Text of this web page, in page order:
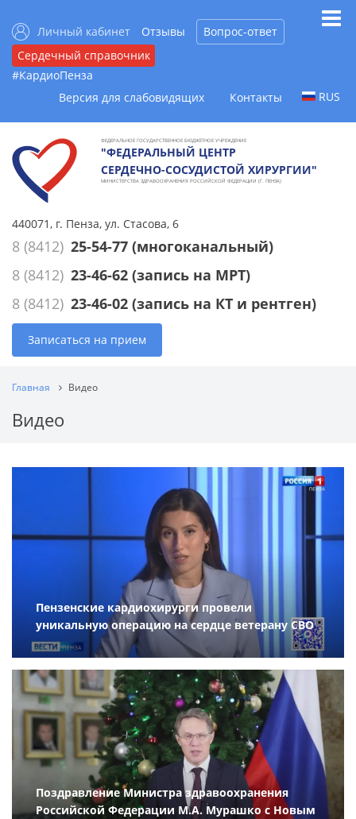
Личный кабинет Отзывы
Вопрос-ответ
Сердечный справочник
#КардиоПенза
Версия для слабовидящих
Контакты RUS
ФЕДЕРАЛЬНОЕ ГОСУДАРСТВЕННОЕ БЮДЖЕТНОЕ УЧРЕЖДЕНИЕ
"ФЕДЕРАЛЬНЫЙ ЦЕНТР
СЕРДЕЧНО-СОСУДИСТОЙ ХИРУРГИИ"
МИНИСТЕРСТВА ЗДРАВООХРАНЕНИЯ РОССИЙСКОЙ ФЕДЕРАЦИИ (Г. ПЕНЗА)
440071, г. Пенза, ул. Стасова, 6
8 (8412) 25-54-77 (многоканальный)
8 (8412) 23-46-62 (запись на МРТ)
8 (8412) 23-46-02 (запись на КТ и рентген)
Записаться на прием
Главная Видео
Видео
Пензенские кардиохирурги провели
уникальную операцию на сердце ветерану СВО
Поздравление Министра здравоохранения
Российской Федерации М.А. Мурашко с Новым